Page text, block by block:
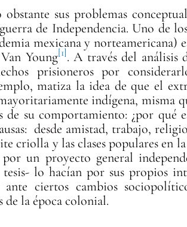
sus problemas
de Independencia. Uno de
mexicana y norteamericana)
Young[1] . A través del análisis
prisioneros por
matiza la idea de que el
indígena, misma
su comportamiento: ¿por qué
desde amistad, trabajo,
criolla y las clases populares en
un proyecto general
lo hacían por sus propios
ciertos cambios
de la época colonial.